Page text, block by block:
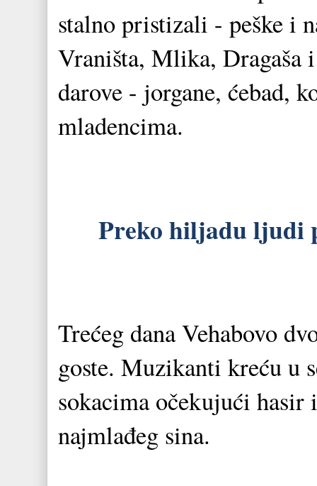
stalno pristizali - peške i
Vraništa, Mlika, Dragaša
darove - jorgane, ćebad,
mladencima.
Preko hiljadu ljudi
Trećeg dana Vehabovo
goste. Muzikanti kreću u
sokacima očekujući hasir
najmlađeg sina.